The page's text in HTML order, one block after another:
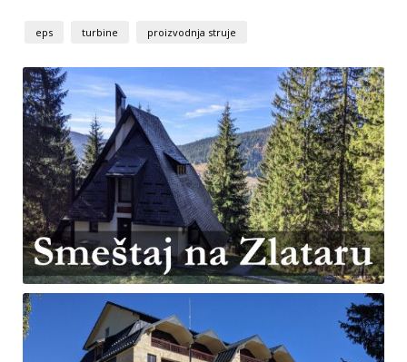
eps turbine proizvodnja struje